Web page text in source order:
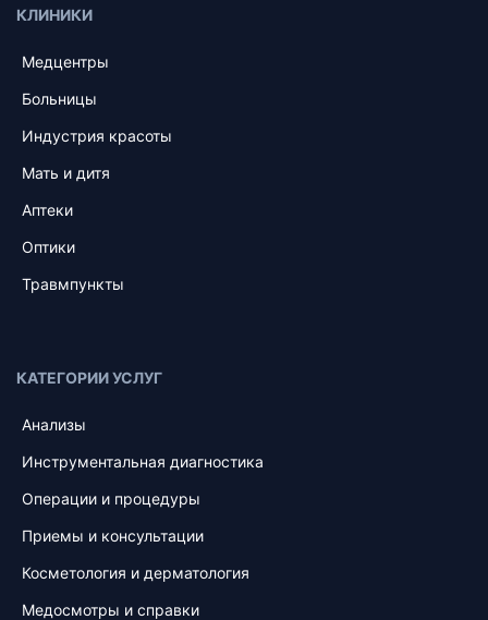
КЛИНИКИ
Медцентры
Больницы
Индустрия красоты
Мать и дитя
Аптеки
Оптики
Травмпункты
КАТЕГОРИИ УСЛУГ
Анализы
Инструментальная диагностика
Операции и процедуры
Приемы и консультации
Косметология и дерматология
Медосмотры и справки